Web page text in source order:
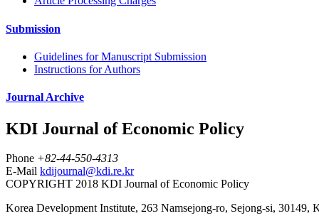
Submission
Guidelines for Manuscript Submission
Instructions for Authors
Journal Archive
KDI Journal of Economic Policy
Phone +82-44-550-4313
E-Mail kdijournal@kdi.re.kr
COPYRIGHT 2018 KDI Journal of Economic Policy
Korea Development Institute, 263 Namsejong-ro, Sejong-si, 30149,